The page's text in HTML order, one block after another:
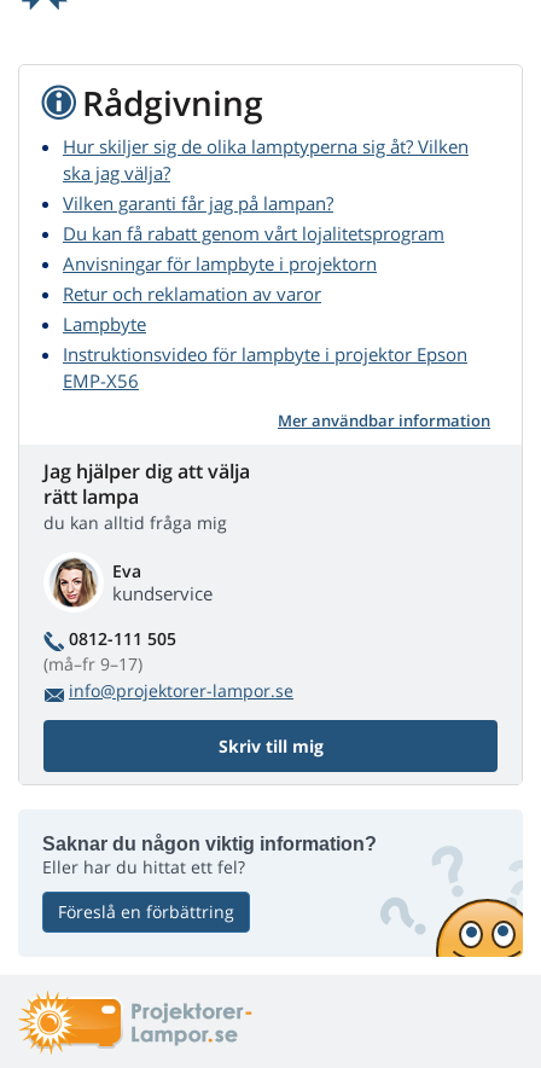
Rådgivning
Hur skiljer sig de olika lamptyperna sig åt? Vilken
ska jag välja?
Vilken garanti får jag på lampan?
Du kan få rabatt genom vårt lojalitetsprogram
Anvisningar för lampbyte i projektorn
Retur och reklamation av varor
Lampbyte
Instruktionsvideo för lampbyte i projektor Epson
EMP-X56
Mer användbar information
Jag hjälper dig att välja
rätt lampa
du kan alltid fråga mig
Eva
kundservice
0812-111 505
(må–fr 9–17)
info@projektorer-lampor.se
Skriv till mig
Saknar du någon viktig information?
Eller har du hittat ett fel?
Föreslå en förbättring